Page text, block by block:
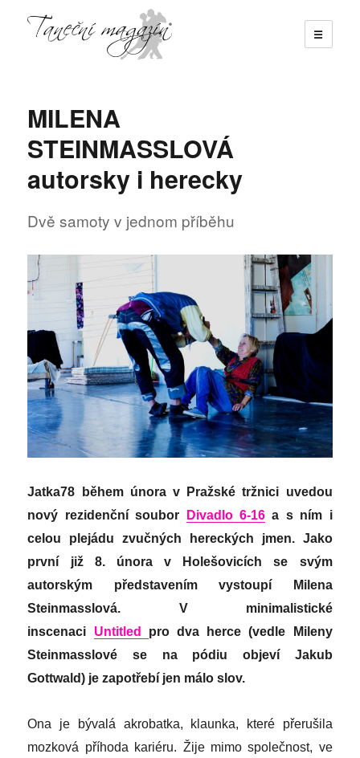
☰
MILENA
STEINMASSLOVÁ
autorsky i herecky
Dvě samoty v jednom příběhu
Jatka78 během února v Pražské tržnici uvedou
nový rezidenční soubor
Divadlo 6-16 a s ním i
celou plejádu zvučných hereckých jmen. Jako
první již 8. února v Holešovicích se svým
autorským představením vystoupí
Milena
Steinmasslová. V minimalistické
inscenaci Untitled pro dva herce (vedle Mileny
Steinmasslové se na pódiu objeví Jakub
Gottwald) je zapotřebí jen málo slov.
Ona je bývalá akrobatka, klaunka, které přerušila
mozková příhoda kariéru. Žije mimo společnost, ve